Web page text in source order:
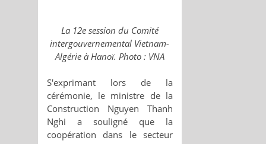
La 12e session du Comité
intergouvernemental Vietnam-
Algérie à Hanoï. Photo : VNA
S'exprimant lors de la
cérémonie, le ministre de la
Construction Nguyen Thanh
Nghi a souligné que la
coopération dans le secteur